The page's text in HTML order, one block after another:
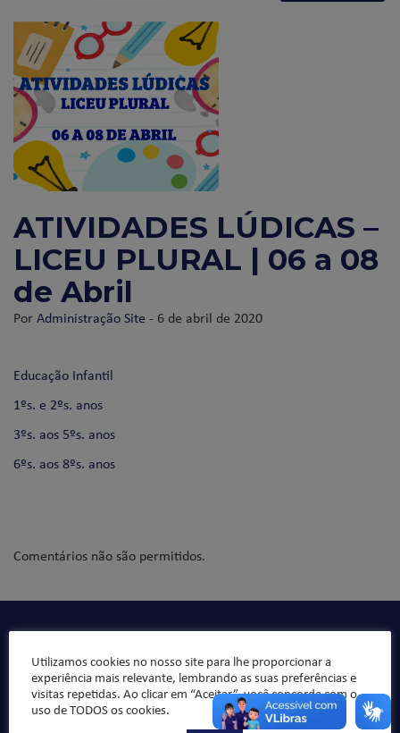
ATIVIDADES LÚDICAS –
LICEU PLURAL | 06 a 08
de Abril
PorAdministração Site - 6 de abril de 2020
Educação Infantil
1ºs. e 2ºs. anos
3ºs. aos 5ºs. anos
6ºs. aos 8ºs. anos
Comentários não são permitidos.
Qualidade de ensino, organização pedagógica e formação
integral da criança/jovem, sempre norteado pelos valores
da ética e da moral, buscando formar “bons cristãos e
honestos cidadãos”.
Utilizamos cookies no nosso site para lhe proporcionar a
experiência mais relevante, lembrando as suas preferências e
visitas repetidas. Ao clicar em “Aceitar”, você concorda com o
uso de TODOS os cookies.